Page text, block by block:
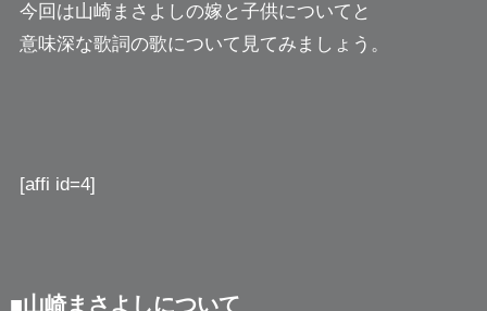
今回は山崎まさよしの嫁と子供についてと
意味深な歌詞の歌について見てみましょう。
[affi id=4]
■山崎まさよしについて